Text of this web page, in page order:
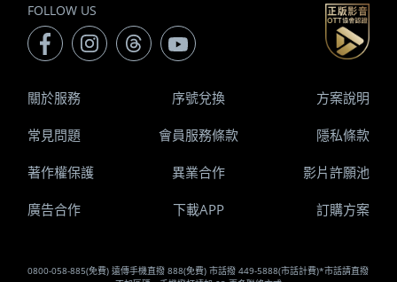
FOLLOW US
0800-058-885(免費) 遠傳手機直撥 888(免費) 市話撥 449-5888(市話計費)*市話請直撥
關於服務 序號兌換 方案說明
常見問題 會員服務條款 隱私條款
著作權保護 異業合作 影片許願池
廣告合作 下載APP 訂購方案